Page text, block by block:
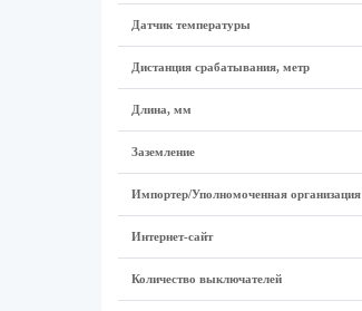
Датчик температуры
Дистанция срабатывания, метр
Длина, мм
Заземление
Импортер/Уполномоченная организация
Интернет-сайт
Количество выключателей